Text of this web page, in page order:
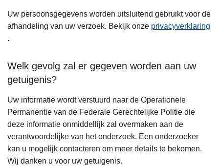
Uw persoonsgegevens worden uitsluitend gebruikt voor de
afhandeling van uw verzoek. Bekijk onze privacyverklaring
.
Welk gevolg zal er gegeven worden aan uw
getuigenis?
Uw informatie wordt verstuurd naar de Operationele
Permanentie van de Federale Gerechtelijke Politie die
deze informatie onmiddellijk zal overmaken aan de
verantwoordelijke van het onderzoek. Een onderzoeker
kan u mogelijk contacteren om meer details te bekomen.
Wij danken u voor uw getuigenis.